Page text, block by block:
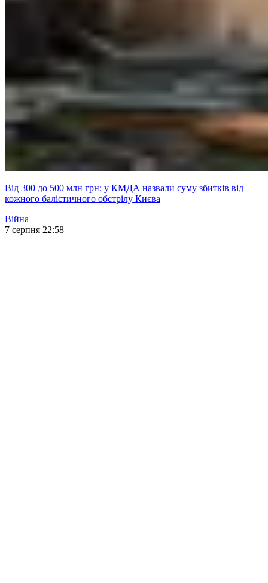
Від 300 до 500 млн грн: у КМДА назвали суму збитків від
кожного балістичного обстрілу Києва
Війна
7 серпня 22:58